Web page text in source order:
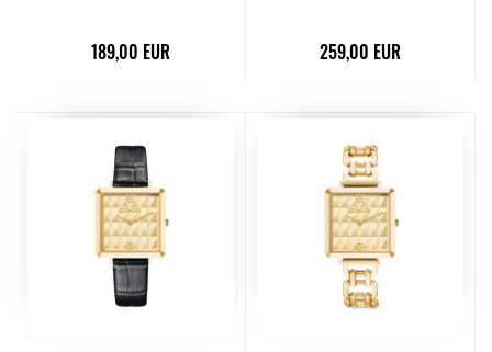
189,00 EUR 259,00 EUR